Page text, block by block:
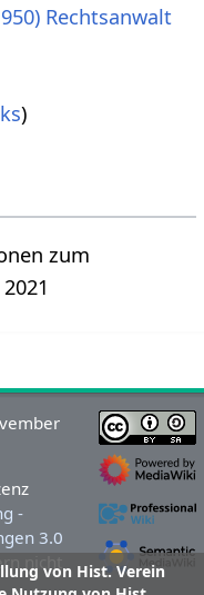
Rechtsanwalt
)
zum
von Hist. Verein
-
3.0
nicht